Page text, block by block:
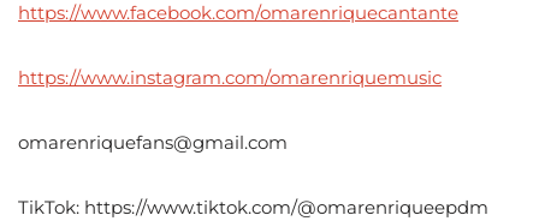
https://www.facebook.com/omarenriquecantante
https://www.instagram.com/omarenriquemusic
omarenriquefans@gmail.com
TikTok: https://www.tiktok.com/@omarenriqueepdm